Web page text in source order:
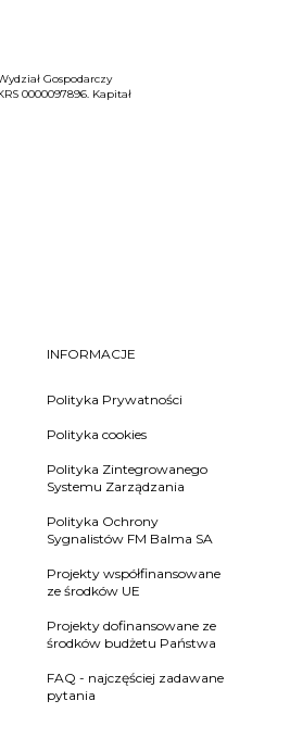
Gospodarczy
0000097896. Kapitał
INFORMACJE
Polityka Prywatności
Polityka cookies
Polityka Zintegrowanego
Systemu Zarządzania
Polityka Ochrony
Sygnalistów FM Balma SA
Projekty współfinansowane
ze środków UE
Projekty dofinansowane ze
środków budżetu Państwa
FAQ - najczęściej zadawane
pytania